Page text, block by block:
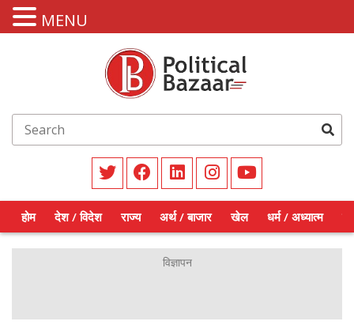
होम देश / विदेश राज्य अर्थ / बाजार खेल धर्म / अध्यात्म
MENU